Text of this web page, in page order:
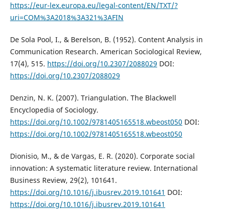
https://eur-lex.europa.eu/legal-content/EN/TXT/?
uri=COM%3A2018%3A321%3AFIN
De Sola Pool, I., & Berelson, B. (1952). Content Analysis in
Communication Research. American Sociological Review,
17(4), 515. https://doi.org/10.2307/2088029 DOI:
https://doi.org/10.2307/2088029
Denzin, N. K. (2007). Triangulation. The Blackwell
Encyclopedia of Sociology.
https://doi.org/10.1002/9781405165518.wbeost050 DOI:
https://doi.org/10.1002/9781405165518.wbeost050
Dionisio, M., & de Vargas, E. R. (2020). Corporate social
innovation: A systematic literature review. International
Business Review, 29(2), 101641.
https://doi.org/10.1016/j.ibusrev.2019.101641 DOI:
https://doi.org/10.1016/j.ibusrev.2019.101641